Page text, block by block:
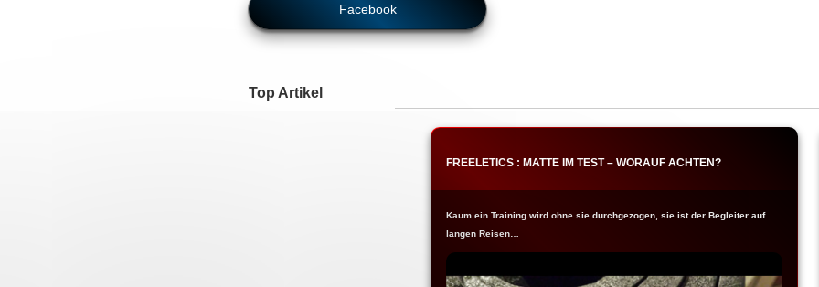
Facebook
Top Artikel
FREELETICS : MATTE IM TEST – WORAUF ACHTEN?
Kaum ein Training wird ohne sie durchgezogen, sie ist der Begleiter auf
langen Reisen…